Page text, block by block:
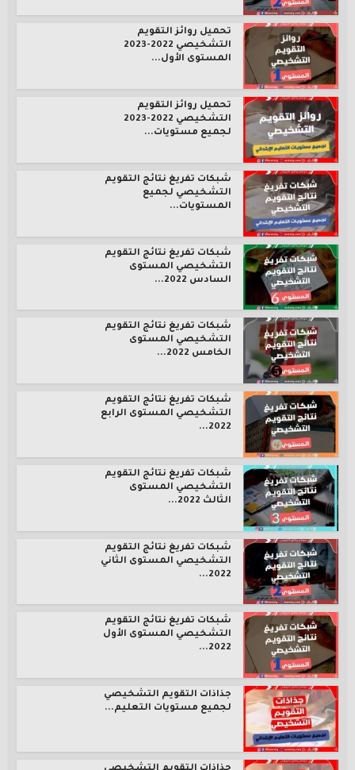
تحميل روائز التقويم
التشخيصي 2022-2023
المستوى الأول...
تحميل روائز التقويم
التشخيصي 2022-2023
لجميع مستويات...
شبكات تفريغ نتائج التقويم
التشخيصي لجميع
المستويات...
شبكات تفريغ نتائج التقويم
التشخيصي المستوى
السادس 2022...
شبكات تفريغ نتائج التقويم
التشخيصي المستوى
الخامس 2022...
شبكات تفريغ نتائج التقويم
التشخيصي المستوى الرابع
2022...
شبكات تفريغ نتائج التقويم
التشخيصي المستوى
الثالث 2022...
شبكات تفريغ نتائج التقويم
التشخيصي المستوى الثاني
2022...
شبكات تفريغ نتائج التقويم
التشخيصي المستوى الأول
2022...
جذاذات التقويم التشخيصي
لجميع مستويات التعليم...